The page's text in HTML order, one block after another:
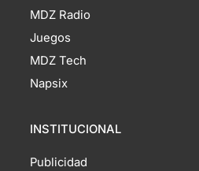
MDZ Radio
Juegos
MDZ Tech
Napsix
INSTITUCIONAL
Publicidad